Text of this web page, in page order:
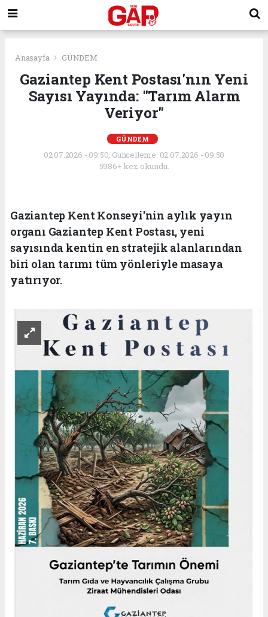
Anasayfa GÜNDEM
Gaziantep Kent Postası'nın Yeni
Sayısı Yayında: "Tarım Alarm
Veriyor"
GÜNDEM
02.07.2026 - 09:50, Güncelleme: 02.07.2026 - 09:50
5986+ kez okundu.
Gaziantep Kent Konseyi'nin aylık yayın
organı Gaziantep Kent Postası, yeni
sayısında kentin en stratejik alanlarından
biri olan tarımı tüm yönleriyle masaya
yatırıyor.